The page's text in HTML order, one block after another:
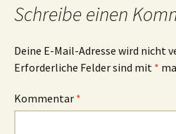
Schreibe einen
Deine E-Mail-Adresse wird nicht
Erforderliche Felder sind mit *
Kommentar *